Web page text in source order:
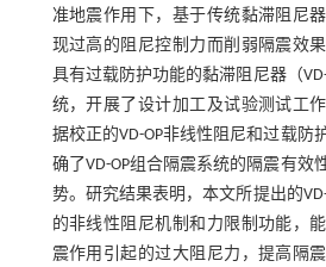
准地震作用下，基于传统黏滞阻尼
现过高的阻尼控制力而削弱隔震效
具有过载防护功能的黏滞阻尼器（
统，开展了设计加工及试验测试工
据校正的VD-OP非线性阻尼和过载防
确了VD-OP组合隔震系统的隔震有效
势。研究结果表明，本文所提出的
的非线性阻尼机制和力限制功能，
震作用引起的过大阻尼力，提高隔